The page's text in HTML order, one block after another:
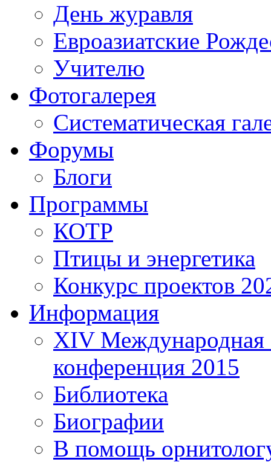
День журавля
Евроазиатские
Учителю
Фотогалерея
Систематическая
Форумы
Блоги
Программы
КОТР
Птицы и энергетика
Конкурс проектов
Информация
XIV Международная
конференция 2015
Библиотека
Биографии
В помощь